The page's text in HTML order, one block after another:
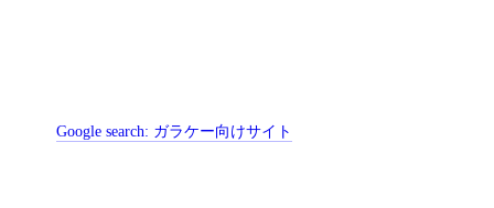
Google search: ガラケー向けサイト